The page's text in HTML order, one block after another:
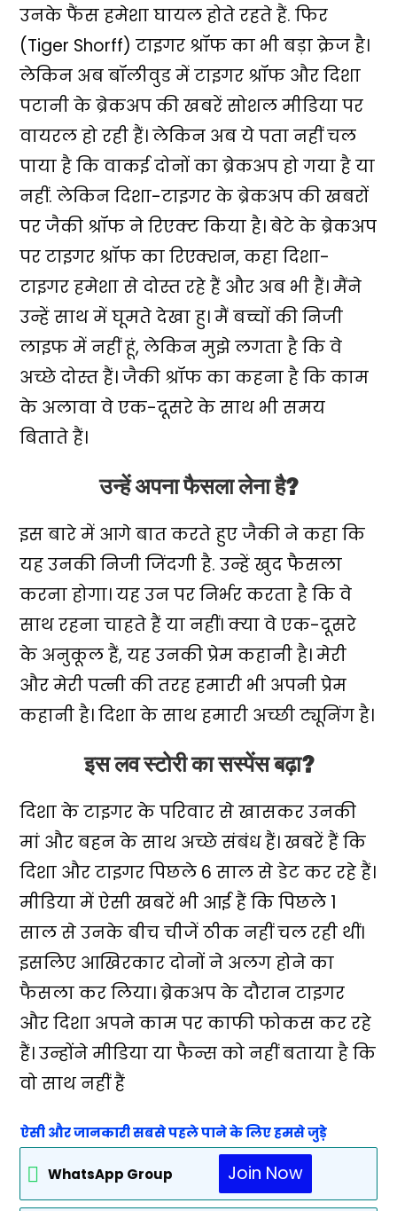
उनके फैंस हमेशा घायल होते रहते हैं. फिर
(Tiger Shorff) टाइगर श्रॉफ का भी बड़ा क्रेज है।
लेकिन अब बॉलीवुड में टाइगर श्रॉफ और दिशा
पटानी के ब्रेकअप की खबरें सोशल मीडिया पर
वायरल हो रही हैं। लेकिन अब ये पता नहीं चल
पाया है कि वाकई दोनों का ब्रेकअप हो गया है या
नहीं. लेकिन दिशा-टाइगर के ब्रेकअप की खबरों
पर जैकी श्रॉफ ने रिएक्ट किया है। बेटे के ब्रेकअप
पर टाइगर श्रॉफ का रिएक्शन, कहा दिशा-
टाइगर हमेशा से दोस्त रहे हैं और अब भी हैं। मैंने
उन्हें साथ में घूमते देखा हु। मैं बच्चों की निजी
लाइफ में नहीं हूं, लेकिन मुझे लगता है कि वे
अच्छे दोस्त हैं। जैकी श्रॉफ का कहना है कि काम
के अलावा वे एक-दूसरे के साथ भी समय
बिताते हैं।
उन्हें अपना फैसला लेना है?
इस बारे में आगे बात करते हुए जैकी ने कहा कि
यह उनकी निजी जिंदगी है. उन्हें खुद फैसला
करना होगा। यह उन पर निर्भर करता है कि वे
साथ रहना चाहते हैं या नहीं। क्या वे एक-दूसरे
के अनुकूल हैं, यह उनकी प्रेम कहानी है। मेरी
और मेरी पत्नी की तरह हमारी भी अपनी प्रेम
कहानी है। दिशा के साथ हमारी अच्छी ट्यूनिंग है।
इस लव स्टोरी का सस्पेंस बढ़ा?
दिशा के टाइगर के परिवार से खासकर उनकी
मां और बहन के साथ अच्छे संबंध हैं। खबरें हैं कि
दिशा और टाइगर पिछले 6 साल से डेट कर रहे हैं।
मीडिया में ऐसी खबरें भी आई हैं कि पिछले 1
साल से उनके बीच चीजें ठीक नहीं चल रही थीं।
इसलिए आखिरकार दोनों ने अलग होने का
फैसला कर लिया। ब्रेकअप के दौरान टाइगर
और दिशा अपने काम पर काफी फोकस कर रहे
हैं। उन्होंने मीडिया या फैन्स को नहीं बताया है कि
वो साथ नहीं हैं
ऐसी और जानकारी सबसे पहले पाने के लिए हमसे जुड़े
WhatsApp Group Join Now